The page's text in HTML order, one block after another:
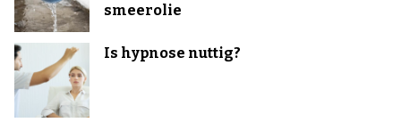
smeerolie
Is hypnose nuttig?